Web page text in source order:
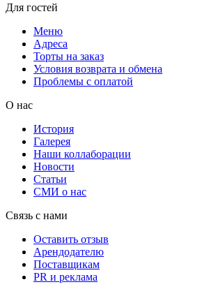
Для гостей
Меню
Адреса
Торты на заказ
Условия возврата и обмена
Проблемы с оплатой
О нас
История
Галерея
Наши коллаборации
Новости
Статьи
СМИ о нас
Связь с нами
Оставить отзыв
Арендодателю
Поставщикам
PR и реклама